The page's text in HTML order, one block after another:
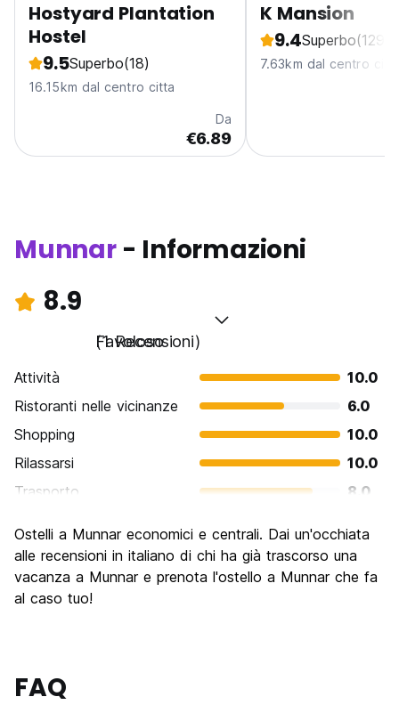
Hostyard Plantation
Hostel
9.5Superbo(18)
16.15km dal centro citta
Da
€6.89
K Mansion
9.4Superbo(129)
7.63km dal centro
Munnar- Informazioni
8.9
Favoloso
(1 Recensioni)
Attività
10.0
Ristoranti nelle vicinanze
6.0
Shopping
10.0
Rilassarsi
10.0
Trasporto
8.0
Luoghi di interesse culturale
10.0
Festa / Vita notturna
6.0
Qualita' Prezzo
Ostelli a Munnar economici e centrali. Dai un'occhiata
alle recensioni in italiano di chi ha già trascorso una
vacanza a Munnar e prenota l'ostello a Munnar che fa
al caso tuo!
FAQ